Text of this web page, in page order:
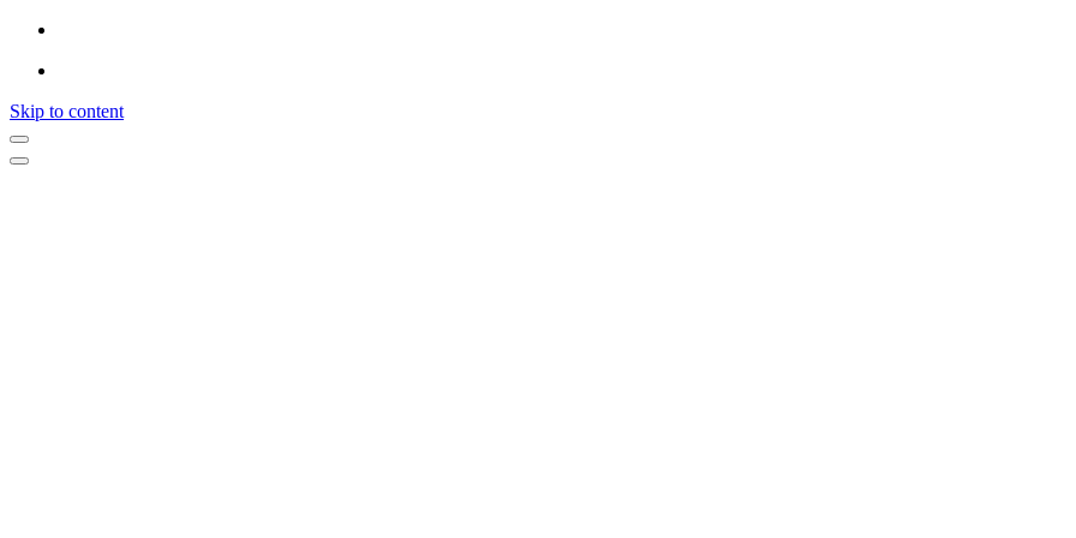
Skip to content